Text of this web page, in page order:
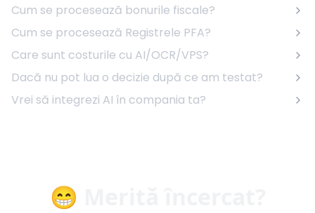
Cum se procesează bonurile fiscale?
Cum se procesează Registrele PFA?
Care sunt costurile cu AI/OCR/VPS?
Dacă nu pot lua o decizie după ce am testat?
Vrei să integrezi AI în compania ta?
😁 Merită încercat?